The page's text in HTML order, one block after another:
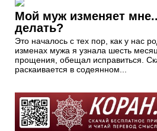
Мой муж изменяет
делать?
Это началось с тех пор, как у нас
изменах мужа я узнала шесть
прощения, обещал исправиться.
раскаивается в содеянном...